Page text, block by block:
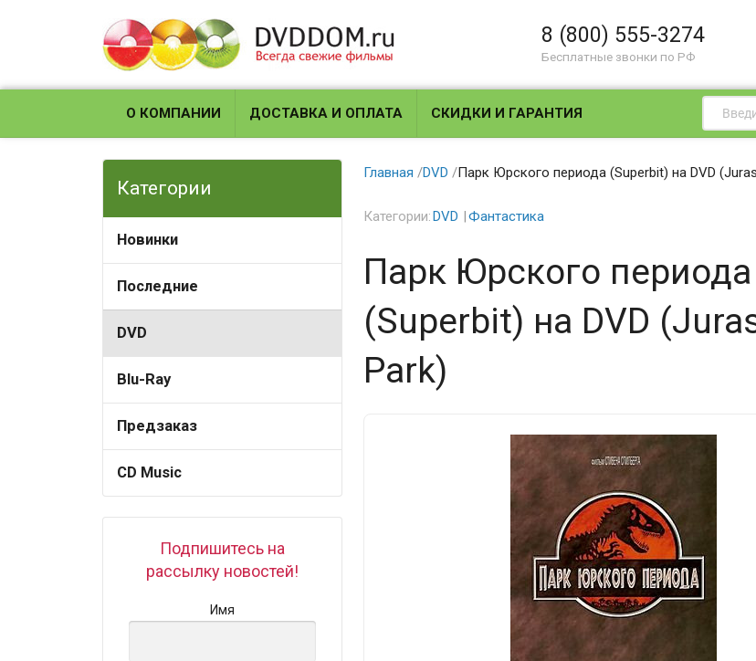
8 (800) 555-3274
Бесплатные звонки по РФ
О КОМПАНИИ ДОСТАВКА И ОПЛАТА СКИДКИ И ГАРАНТИЯ
Категории
Новинки
Последние
DVD
Blu-Ray
Предзаказ
CD Music
Подпишитесь на
рассылку новостей!
Имя
Главная /DVD /Парк Юрского периода (Superbit) на DVD
Категории:DVD Фантастика
Парк Юрского периода
(Superbit) на DVD
Park)